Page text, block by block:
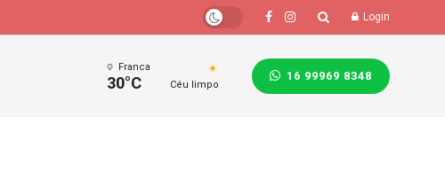
Login
Franca
30°C Céu limpo
16 99969 8348